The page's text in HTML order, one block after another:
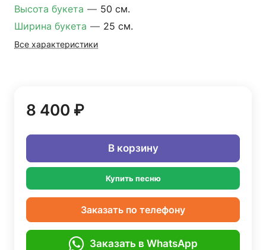
Высота букета — 50 см.
Ширина букета — 25 см.
Все характеристики
8 400 ₽
В корзину
Купить песню
Заказать по телефону
Заказать в WhatsApp